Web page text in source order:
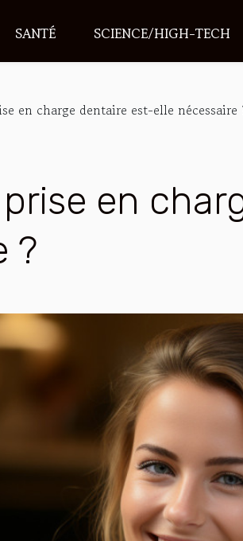
SANTÉ SCIENCE/HIGH-TECH
en charge dentaire est-elle nécessaire
en
?